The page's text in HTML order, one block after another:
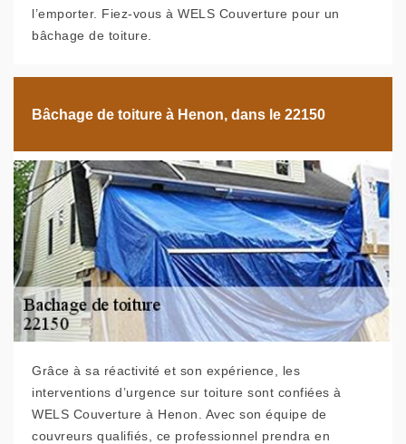
l’emporter. Fiez-vous à WELS Couverture pour un
bâchage de toiture.
Bâchage de toiture à Henon, dans le 22150
Grâce à sa réactivité et son expérience, les
interventions d’urgence sur toiture sont confiées à
WELS Couverture à Henon. Avec son équipe de
couvreurs qualifiés, ce professionnel prendra en